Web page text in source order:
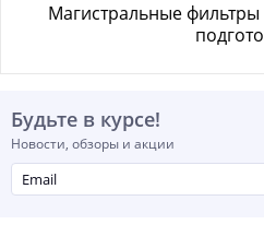
Магистральные
Будьте в курсе!
Новости, обзоры и акции